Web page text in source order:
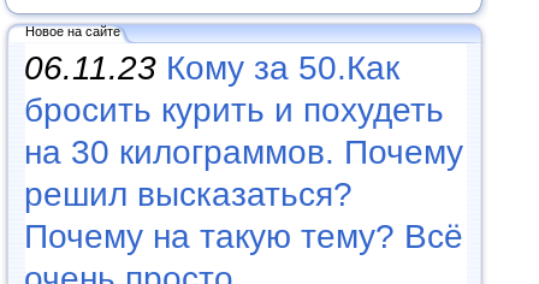
Новое на сайте
06.11.23 Кому за 50.Как
бросить курить и похудеть
на 30 килограммов. Почему
решил высказаться?
Почему на такую тему? Всё